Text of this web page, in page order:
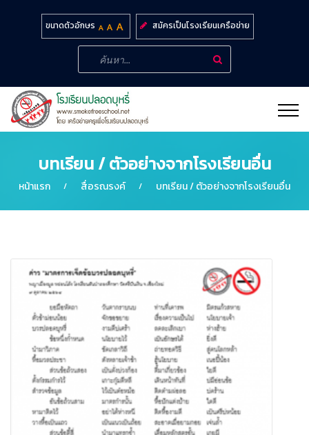
ขนาดตัวอักษร สมัครเป็นโรงเรียนเครือข่าย
บทเรียน / ตัวอย่างจากโรงเรียนอื่น
หน้าแรก สื่อรณรงค์ บทเรียน / ตัวอย่างจากโรงเรียนอื่น